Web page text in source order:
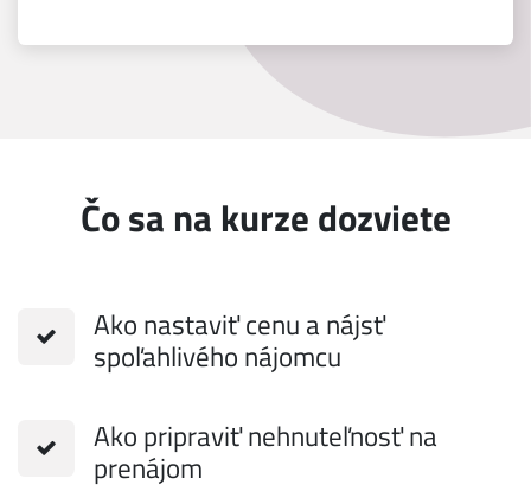
Čo sa na kurze dozviete
Ako nastaviť cenu a nájsť
spoľahlivého nájomcu
Ako pripraviť nehnuteľnosť na
prenájom